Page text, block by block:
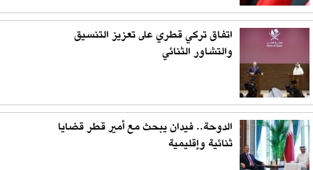
اتفاق تركي قطري على تعزيز التنسيق
والتشاور الثنائي
الدوحة.. فيدان يبحث مع أمير قطر قضايا
ثنائية وإقليمية